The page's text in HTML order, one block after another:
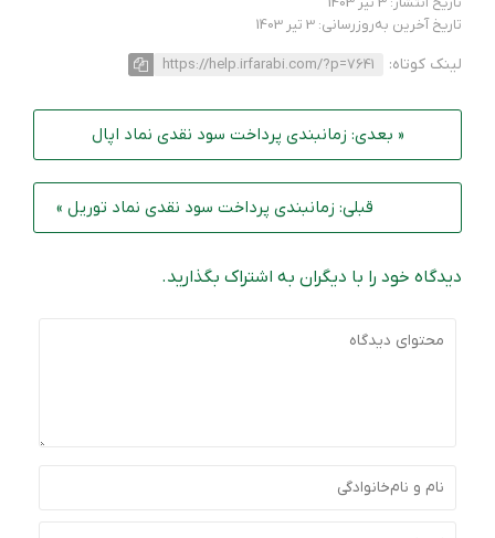
تاریخ آخرین به‌روزرسانی: 3 تیر 1403
لینک کوتاه: https://help.irfarabi.com/?p=7641
« بعدی: زمانبندی پرداخت سود نقدی نماد اپال
قبلی: زمانبندی پرداخت سود نقدی نماد توریل »
دیدگاه خود را با دیگران به اشتراک بگذارید.